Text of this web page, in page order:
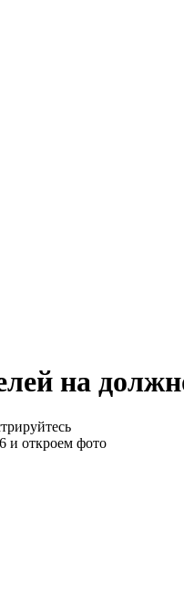
на
и откроем фото